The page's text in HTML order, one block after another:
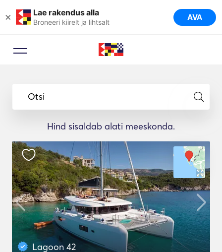
× Lae rakendus alla
Broneeri kiirelt ja lihtsalt AVA
Otsi
Hind sisaldab alati meeskonda.
Lagoon 42